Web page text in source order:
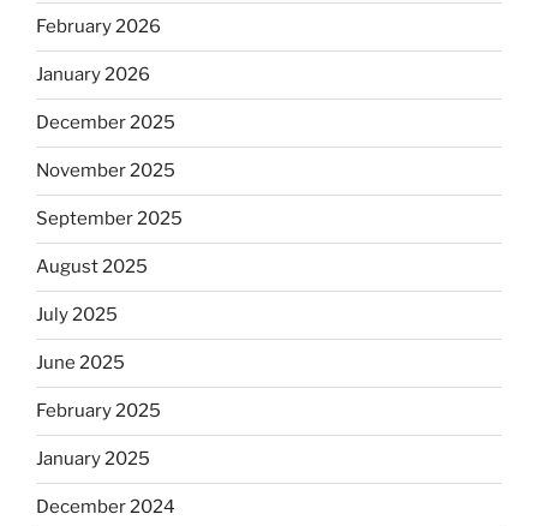
February 2026
January 2026
December 2025
November 2025
September 2025
August 2025
July 2025
June 2025
February 2025
January 2025
December 2024